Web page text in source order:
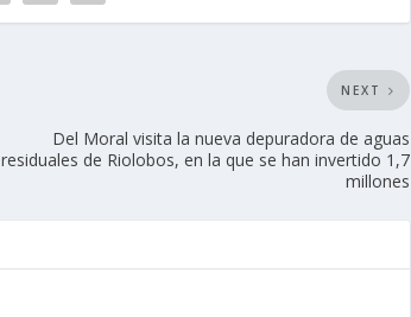
NEXT
Del Moral visita la nueva depuradora de aguas
residuales de Riolobos, en la que se han invertido 1,7
millones